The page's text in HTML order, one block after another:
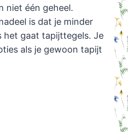
niet één geheel.
is dat je minder
het gaat tapijttegels. Je
als je gewoon tapijt